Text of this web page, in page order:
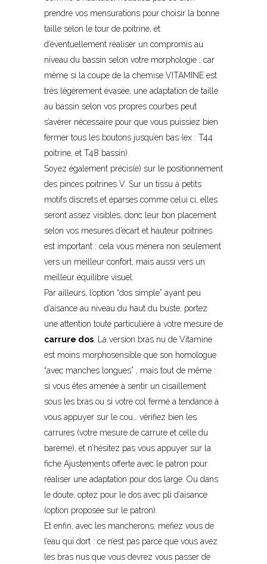
prendre vos mensurations pour choisir la bonne
taille selon le tour de poitrine, et
d’éventuellement réaliser un compromis au
niveau du bassin selon votre morphologie ; car
même si la coupe de la chemise VITAMINE est
très légèrement évasée, une adaptation de taille
au bassin selon vos propres courbes peut
s’avérer nécessaire pour que vous puissiez bien
fermer tous les boutons jusqu’en bas (ex : T44
poitrine, et T48 bassin).
Soyez également précis(e) sur le positionnement
des pinces poitrines V. Sur un tissu à petits
motifs discrets et éparses comme celui ci, elles
seront assez visibles, donc leur bon placement
selon vos mesures d’écart et hauteur poitrines
est important : cela vous mènera non seulement
vers un meilleur confort, mais aussi vers un
meilleur équilibre visuel.
Par ailleurs, l’option “dos simple” ayant peu
d’aisance au niveau du haut du buste, portez
une attention toute particulière à votre mesure de
carrure dos. La version bras nu de Vitamine
est moins morphosensible que son homologue
“avec manches longues” , mais tout de même :
si vous êtes amenée à sentir un cisaillement
sous les bras ou si votre col fermé a tendance à
vous appuyer sur le cou… vérifiez bien les
carrures (votre mesure de carrure et celle du
barème), et n’hésitez pas vous appuyer sur la
fiche Ajustements offerte avec le patron pour
réaliser une adaptation pour dos large. Ou dans
le doute, optez pour le dos avec pli d’aisance
(option proposée sur le patron).
Et enfin, avec les mancherons, méfiez vous de
l’eau qui dort : ce n’est pas parce que vous avez
les bras nus que vous devrez vous passer de